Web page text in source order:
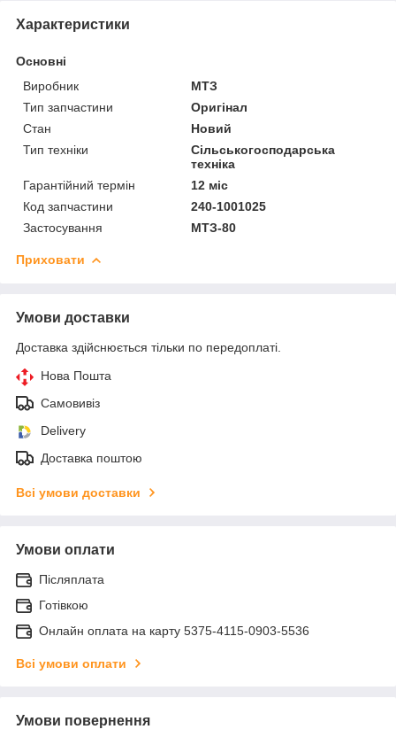
Характеристики
Основні
Виробник
МТЗ
Тип запчастини
Оригінал
Стан
Новий
Тип техніки
Сільськогосподарська
техніка
Гарантійний термін
12 міс
Код запчастини
240-1001025
Застосування
МТЗ-80
Приховати
Умови доставки
Доставка здійснюється тільки по передоплаті.
Нова Пошта
Самовивіз
Delivery
Доставка поштою
Всі умови доставки
Умови оплати
Післяплата
Готівкою
Онлайн оплата на карту 5375-4115-0903-5536
Всі умови оплати
Умови повернення